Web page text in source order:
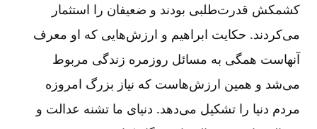
کشمکش قدرت‌طلبی بودند و ضعیفان را استثمار
می‌کردند. حکایت ابراهیم و ارزش‌هایی که او معرف
آنهاست همگی به مسائل روزمره زندگی مربوط
می‌شد و همین ارزش‌هاست که نیاز بزرگ امروزه
مردم دنیا را تشکیل می‌دهد. دنیای ما تشنه عدالت و